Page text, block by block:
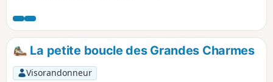
"Coulvot", extérieure au village.
La petite boucle des Grandes Charmes
Visorandonneur